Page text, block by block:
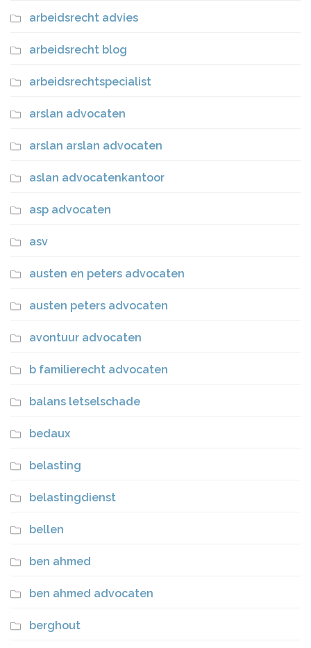
arbeidsrecht advies
arbeidsrecht blog
arbeidsrechtspecialist
arslan advocaten
arslan arslan advocaten
aslan advocatenkantoor
asp advocaten
asv
austen en peters advocaten
austen peters advocaten
avontuur advocaten
b familierecht advocaten
balans letselschade
bedaux
belasting
belastingdienst
bellen
ben ahmed
ben ahmed advocaten
berghout